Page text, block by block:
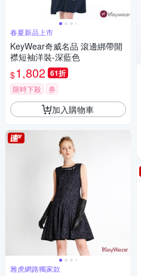
春夏新品上市
KeyWear奇威名品 滾邊綁帶開
襟短袖洋裝-深藍色
$1,802 61折
限時下殺 券
加入購物車
雅虎網路獨家款